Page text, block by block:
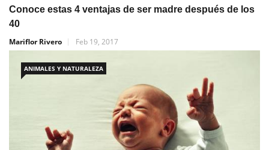
Conoce estas 4 ventajas de ser madre después de los
40
Mariflor Rivero
Feb 19, 2017
ANIMALES Y NATURALEZA